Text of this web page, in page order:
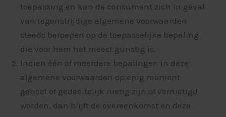
toepassing en kan de consument zich in geval
van tegenstrijdige algemene voorwaarden
steeds beroepen op de toepasselijke bepaling
die voor hem het meest gunstig is.
Indien één of meerdere bepalingen in deze
algemene voorwaarden op enig moment
geheel of gedeeltelijk nietig zijn of vernietigd
worden, dan blijft de overeenkomst en deze